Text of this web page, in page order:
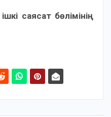
саясат бөлімінің